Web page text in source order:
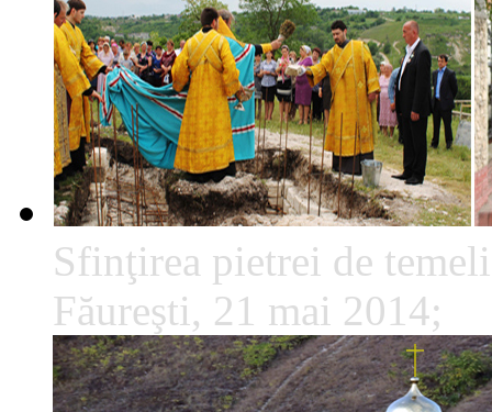
Sfinţirea pietrei de
Făureşti, 21 mai 2014;